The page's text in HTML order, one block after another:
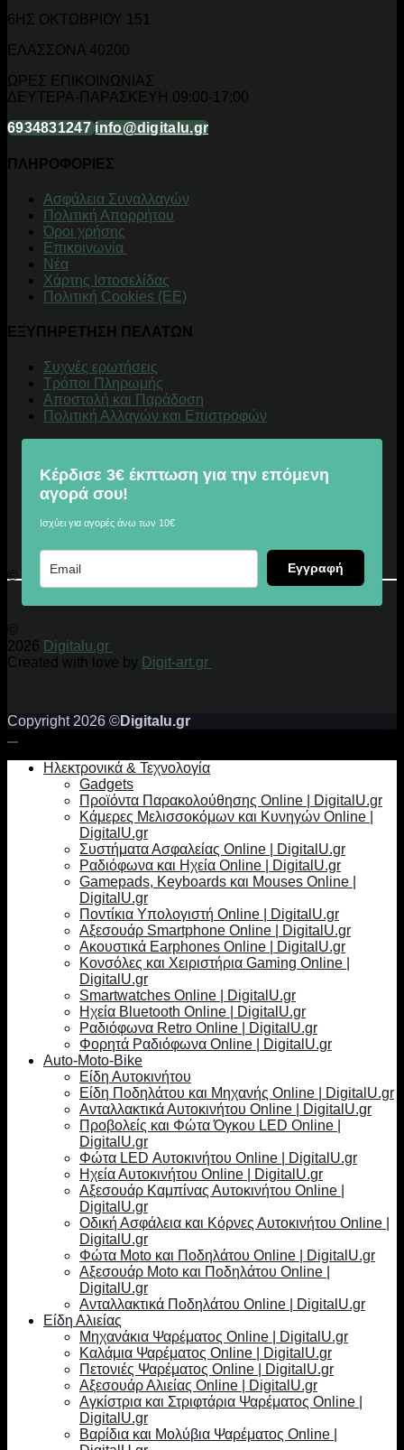
6ΗΣ ΟΚΤΩΒΡΙΟΥ 151
ΕΛΑΣΣΟΝΑ 40200
ΩΡΕΣ ΕΠΙΚΟΙΝΩΝΙΑΣ
ΔΕΥΤΕΡΑ-ΠΑΡΑΣΚΕΥΗ 09:00-17:00
6934831247 info@digitalu.gr
ΠΛΗΡΟΦΟΡΙΕΣ
Aσφάλεια Συναλλαγών
Πολιτική Απορρήτου
Όροι χρήσης
Επικοινωνία
Νέα
Χάρτης Ιστοσελίδας
Πολιτική Cookies (ΕΕ)
ΕΞΥΠΗΡΕΤΗΣΗ ΠΕΛΑΤΩΝ
Συχνές ερωτήσεις
Τρόποι Πληρωμής
Αποστολή και Παράδοση
Πολιτική Αλλαγών και Επιστροφών
Κέρδισε 3€ έκπτωση για την επόμενη
αγορά σου!
Ισχύει για αγορές άνω των 10€
Εγγραφή
© 2026 Digitalu.gr
©
2026 Digitalu.gr
Created with love by Digit-art.gr
Copyright 2026 ©Digitalu.gr
Ηλεκτρονικά & Τεχνολογία
Gadgets
Προϊόντα Παρακολούθησης Online | DigitalU.gr
Κάμερες Μελισσοκόμων και Κυνηγών Online |
DigitalU.gr
Συστήματα Ασφαλείας Online | DigitalU.gr
Ραδιόφωνα και Ηχεία Online | DigitalU.gr
Gamepads, Keyboards και Mouses Online |
DigitalU.gr
Ποντίκια Υπολογιστή Online | DigitalU.gr
Αξεσουάρ Smartphone Online | DigitalU.gr
Ακουστικά Earphones Online | DigitalU.gr
Κονσόλες και Χειριστήρια Gaming Online |
DigitalU.gr
Smartwatches Online | DigitalU.gr
Ηχεία Bluetooth Online | DigitalU.gr
Ραδιόφωνα Retro Online | DigitalU.gr
Φορητά Ραδιόφωνα Online | DigitalU.gr
Auto-Moto-Bike
Είδη Αυτοκινήτου
Είδη Ποδηλάτου και Μηχανής Online | DigitalU.gr
Ανταλλακτικά Αυτοκινήτου Online | DigitalU.gr
Προβολείς και Φώτα Όγκου LED Online |
DigitalU.gr
Φώτα LED Αυτοκινήτου Online | DigitalU.gr
Ηχεία Αυτοκινήτου Online | DigitalU.gr
Αξεσουάρ Καμπίνας Αυτοκινήτου Online |
DigitalU.gr
Οδική Ασφάλεια και Κόρνες Αυτοκινήτου Online |
DigitalU.gr
Φώτα Moto και Ποδηλάτου Online | DigitalU.gr
Αξεσουάρ Moto και Ποδηλάτου Online |
DigitalU.gr
Ανταλλακτικά Ποδηλάτου Online | DigitalU.gr
Είδη Αλιείας
Μηχανάκια Ψαρέματος Online | DigitalU.gr
Καλάμια Ψαρέματος Online | DigitalU.gr
Πετονιές Ψαρέματος Online | DigitalU.gr
Αξεσουάρ Αλιείας Online | DigitalU.gr
Αγκίστρια και Στριφτάρια Ψαρέματος Online |
DigitalU.gr
Βαρίδια και Μολύβια Ψαρέματος Online |